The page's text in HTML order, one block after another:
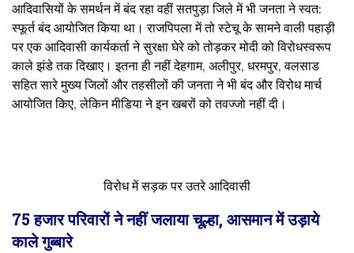
आदिवासियों के समर्थन में बंद रहा वहीं सतपुड़ा जिले में भी जनता ने स्वत:
स्फूर्त बंद आयोजित किया था। राजपिपला में तो स्टेचू के सामने वाली पहाड़ी
पर एक आदिवासी कार्यकर्ता ने सुरक्षा घेरे को तोड़कर मोदी को विरोधस्वरूप
काले झंडे तक दिखाए। इतना ही नहीं देहगाम, अलीपुर, धरमपुर,वलसाड
सहित सारे मुख्य जिलों और तहसीलों की जनता ने भी बंद और विरोध मार्च
आयोजित किए, लेकिन मीडिया ने इन खबरों को तवज्जो नहीं दी।
विरोध में सड़क पर उतरे आदिवासी
75 हजार परिवारों ने नहीं जलाया चूल्हा, आसमान में उड़ाये
काले गुब्बारे